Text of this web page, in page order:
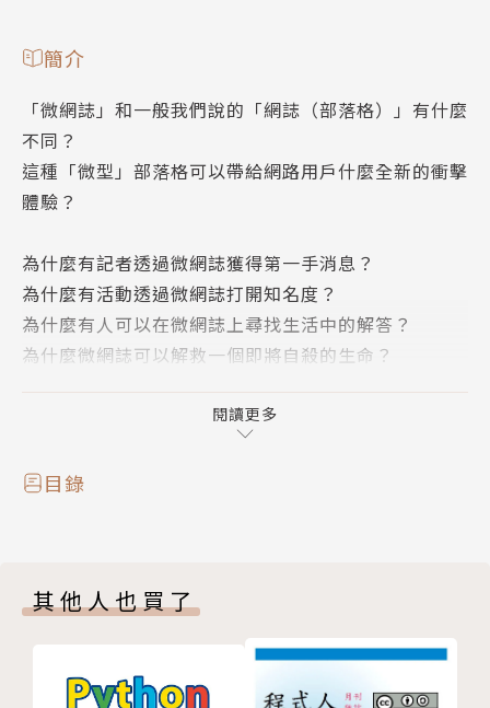
簡介
「微網誌」和一般我們說的「網誌（部落格）」有什麼
不同？
這種「微型」部落格可以帶給網路用戶什麼全新的衝擊
體驗？
為什麼有記者透過微網誌獲得第一手消息？
為什麼有活動透過微網誌打開知名度？
為什麼有人可以在微網誌上尋找生活中的解答？
為什麼微網誌可以解救一個即將自殺的生命？
到底，什麼是微網誌？而我又應該怎麼玩？這就是本書
即將帶領讀者進入的網路新世界！
麼在現在與未來即將引領潮流的謎團。
已經在用微網誌的朋友可以在本書獲得最深入的情報技
巧，還不熟悉微網誌的朋友則可以透過本書進入這個網
閱讀更多
目錄
其他人也買了